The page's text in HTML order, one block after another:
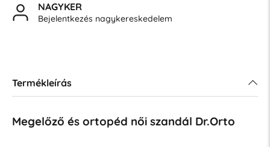
NAGYKER
Bejelentkezés nagykereskedelem
Termékleírás
Megelőző és ortopéd női szandál Dr.Orto